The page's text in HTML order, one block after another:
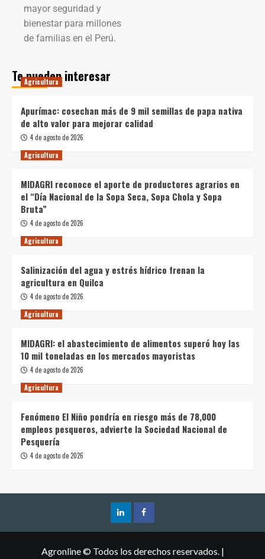
mayor seguridad y
bienestar para millones
de familias en el Perú.
Te pueden interesar
Agricultura
Apurímac: cosechan más de 9 mil semillas de papa nativa
de alto valor para mejorar calidad
4 de agosto de 2026
Agricultura
MIDAGRI reconoce el aporte de productores agrarios en
el “Día Nacional de la Sopa Seca, Sopa Chola y Sopa
Bruta”
4 de agosto de 2026
Agricultura
Salinización del agua y estrés hídrico frenan la
agricultura en Quilca
4 de agosto de 2026
Agricultura
MIDAGRI: el abastecimiento de alimentos superó hoy las
10 mil toneladas en los mercados mayoristas
4 de agosto de 2026
Agricultura
Fenómeno El Niño pondría en riesgo más de 78,000
empleos pesqueros, advierte la Sociedad Nacional de
Pesquería
4 de agosto de 2026
Agronline © Todos los derechos reservados. |